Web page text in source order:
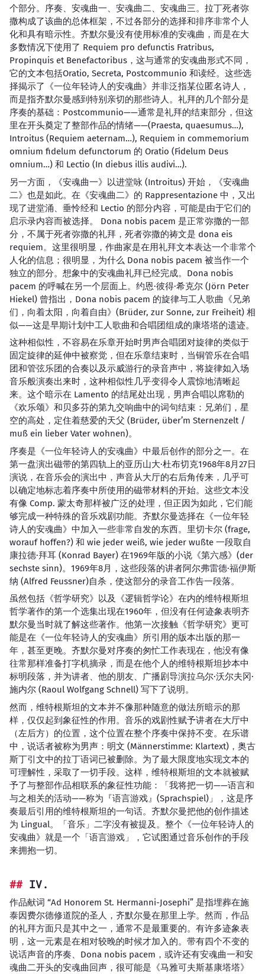
个部分。序奏、安魂曲一、安魂曲二、安魂曲三。拉丁死者弥
撒构成了该曲的总体框架，不过各部分的选择和排序非常个人
化和具有暗示性。齐默尔曼没有使用标准的安魂曲，而是在大
多数情况下使用了 Requiem pro defunctis Fratribus,
Propinquis et Benefactoribus，这与通常的安魂曲形式不同，
它的文本包括Oratio, Secreta, Postcommunio 和读经。这些选
择揭示了《一位年轻诗人的安魂曲》并非泛指某位匿名诗人，
而是指齐默尔曼感到特别亲切的那些诗人。礼拜的几个部分是
序奏的基础：Postcommunio——通常是礼拜的结束部分，但这
里在开头奠定了整部作品的情绪——(Praesta, quaesumus…),
Introitus (Requiem aeternam…), Requiem in commemorium
omnium fidelum defunctorum 的 Oratio (Fidelum Deus
omnium…) 和 Lectio (In diebus illis audivi…).
另一方面，《安魂曲一》以进堂咏 (Introitus) 开始，《安魂曲
二》也是如此。在《安魂曲二》的 Rappresentazione 中，又出
现了进堂涌、垂怜经和 Lectio 的部分内容，可能是由于它们的
启示录内容而被选择。 Dona nobis pacem 是正常弥撒的一部
分，不属于死者弥撒的礼拜，死者弥撒的祷文是 dona eis
requiem。这里很明显，作曲家是在用礼拜文本表达一个非常个
人化的信息；很明显，为什么 Dona nobis pacem 被当作一个
独立的部分。想象中的安魂曲礼拜已经完成。Dona nobis
pacem 的呼喊在另一个层面上。约恩·彼得·希克尔 (Jörn Peter
Hiekel) 曾指出，Dona nobis pacem 的旋律与工人歌曲《兄弟
们，向着太阳，向着自由》(Brüder, zur Sonne, zur Freiheit) 相
似——这是早期计划中工人歌曲和合唱团组成的康塔塔的遗迹。
这种相似性，不容易在乐章开始时男声合唱团对旋律的类似于
固定旋律的延伸中被察觉，但在乐章结束时，当铜管乐在合唱
团和管弦乐团的合奏以及示威游行的录音声中，将旋律如入场
音乐般演奏出来时，这种相似性几乎变得令人震惊地清晰起
来。这个暗示在 Lamento 的结尾处出现，男声合唱以席勒的
《欢乐颂》和贝多芬的第九交响曲中的词句结束：兄弟们，星
空的高处，定住着慈爱的天父 (Brüder, über’m Sternenzelt /
muß ein lieber Vater wohnen)。
序奏是《一位年轻诗人的安魂曲》中最后创作的部分之一。在
第一盘演出磁带的第四轨上的亚历山大·杜布切克1968年8月27日
演说，在音乐会的演出中，声音从大厅的右后角传来，几乎可
以确定地标志着序奏中所使用的磁带材料的开始。这些文本没
有像 Comp. 蒙太奇那样被广泛的处理，但正因为如此，它们能
够完成一种特殊的音乐戏剧功能。齐默尔曼选择在《一位年轻
诗人的安魂曲》中加入一些非常自发的东西。里切卡尔 (frage,
worauf hoffen?) 和 wie jeder weiß, wie jeder wußte 一段取自
康拉德·拜耳 (Konrad Bayer) 在1969年版的小说《第六感》(der
sechste sinn)。1969年8月，这些段落的讲者阿尔弗雷德·福伊斯
纳 (Alfred Feussner)自杀，使这部分的录音工作告一段落。
虽然包括《哲学研究》以及《逻辑哲学论》在内的维特根斯坦
哲学著作的第一个选集出现在1960年，但没有任何迹象表明齐
默尔曼当时就了解这些著作。他第一次接触《哲学研究》更可
能是在《一位年轻诗人的安魂曲》所引用的版本出版的那一
年，甚至更晚。齐默尔曼对序奏的匆忙工作表现在，他没有像
往常那样准备打字机摘录，而是在他个人的维特根斯坦抄本中
标明段落，并为讲者、他的朋友、广播剧导演拉乌尔·沃尔夫冈·
施内尔 (Raoul Wolfgang Schnell) 写下了说明。
然而，维特根斯坦的文本并不像那种随意的做法所暗示的那
样，仅仅起到象征性的作用。音乐的戏剧性赋予讲者在大厅中
（左后方）的位置，这个位置在整个序奏中保持不变。在乐谱
中，说话者被称为男声：明文 (Männerstimme: Klartext)，奥古
斯丁引文中的拉丁语词已被删除。为了最大限度地实现文本的
可理解性，采取了一切手段。这样，维特根斯坦的文本就被赋
予了与整部作品相联系的象征性功能：「我将把一切——语言和
与之相关的活动——称为『语言游戏』(Sprachspiel)」，这是序
奏最后引用的维特根斯坦的一句话。齐默尔曼把他的创作描述
为 Lingual。「音乐」二字没有被提及。整个《一位年轻诗人的
安魂曲》就是一个「语言游戏」，它试图通过音乐创作的手段
来拥抱一切。
IV.
作品献词 “Ad Honorem St. Hermanni-Josephi” 是指埋葬在施
泰因费尔德修道院的圣人，齐默尔曼在那里上学。然而，作品
的礼拜方面只是其中之一，通常不是最重要的。有许多迹象表
明，这一元素是在相对较晚的时候才加入的。带有四个不变的
说话声音的序奏、Dona nobis pacem，或许还有安魂曲一和安
魂曲二开头的安魂曲回声，很可能是《马雅可夫斯基康塔塔》